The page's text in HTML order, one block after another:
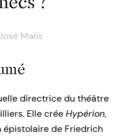
Malis
directrice du théâtre
Elle créeHypérion,
épistolaire de Friedrich